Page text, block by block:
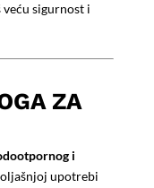
sigurnost i
ZA
i
upotrebi